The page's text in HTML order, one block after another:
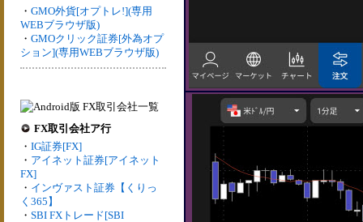
・ GMO外貨[オプトレ!](専用
WEBブラウザ版)
・ GMOクリック証券[外為オプ
ション](専用WEBブラウザ版)
FX取引会社ア行
・ IG証券[FX]
・ アイネット証券[アイネット
FX]
・ インヴァスト証券【くりっ
く365】
・ SBI FXトレード[SBI